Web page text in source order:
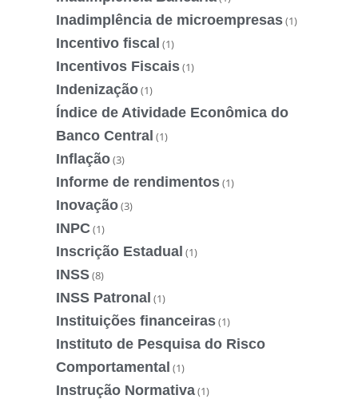
Inadimplência de microempresas(1)
Incentivo fiscal (1)
Incentivos Fiscais(1)
Indenização(1)
Índice de Atividade Econômica do
Banco Central (1)
Inflação(3)
Informe de rendimentos(1)
Inovação(3)
INPC(1)
Inscrição Estadual (1)
INSS(8)
INSS Patronal (1)
Instituições financeiras(1)
Instituto de Pesquisa do Risco
Comportamental (1)
Instrução Normativa(1)